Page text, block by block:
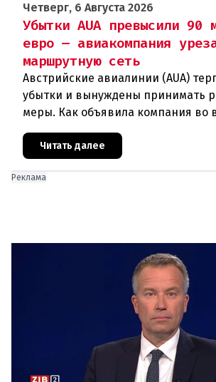
Четверг, 6 Августа 2026
Убытки AUA превысили 90
евро — авиакомпания
маршрутную сеть
Австрийские авиалинии (AUA)
убытки и вынуждены принимать
меры. Как объявила компания во
Грац.Причиной столь жесткой
Читать далее
Реклама